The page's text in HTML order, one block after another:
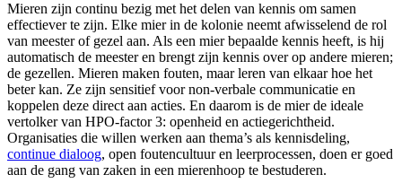
Mieren zijn continu bezig met het delen van kennis om samen
effectiever te zijn. Elke mier in de kolonie neemt afwisselend de rol
van meester of gezel aan. Als een mier bepaalde kennis heeft, is hij
automatisch de meester en brengt zijn kennis over op andere mieren;
de gezellen. Mieren maken fouten, maar leren van elkaar hoe het
beter kan. Ze zijn sensitief voor non-verbale communicatie en
koppelen deze direct aan acties. En daarom is de mier de ideale
vertolker van HPO-factor 3: openheid en actiegerichtheid.
Organisaties die willen werken aan thema’s als kennisdeling,
continue dialoog, open foutencultuur en leerprocessen, doen er goed
aan de gang van zaken in een mierenhoop te bestuderen.